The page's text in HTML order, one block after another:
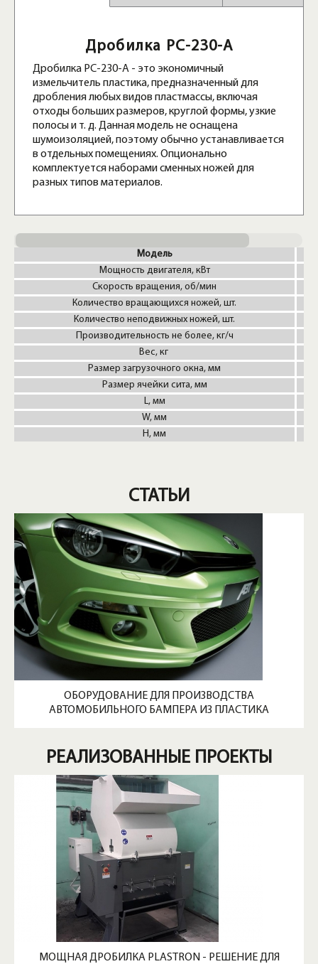
Дробилка PC-230-A
Дробилка PC-230-A - это экономичный
измельчитель пластика, предназначенный для
дробления любых видов пластмассы, включая
отходы больших размеров, круглой формы, узкие
полосы и т. д. Данная модель не оснащена
шумоизоляцией, поэтому обычно устанавливается
в отдельных помещениях. Опционально
комплектуется наборами сменных ножей для
разных типов материалов.
Модель
Мощность двигателя, кВт
Скорость вращения, об/мин
Количество вращающихся ножей, шт.
Количество неподвижных ножей, шт.
Производительность не более, кг/ч
Вес, кг
Размер загрузочного окна, мм
Размер ячейки сита, мм
L, мм
W, мм
H, мм
СТАТЬИ
ОБОРУДОВАНИЕ ДЛЯ ПРОИЗВОДСТВА
АВТОМОБИЛЬНОГО БАМПЕРА ИЗ ПЛАСТИКА
РЕАЛИЗОВАННЫЕ ПРОЕКТЫ
МОЩНАЯ ДРОБИЛКА PLASTRON - РЕШЕНИЕ ДЛЯ